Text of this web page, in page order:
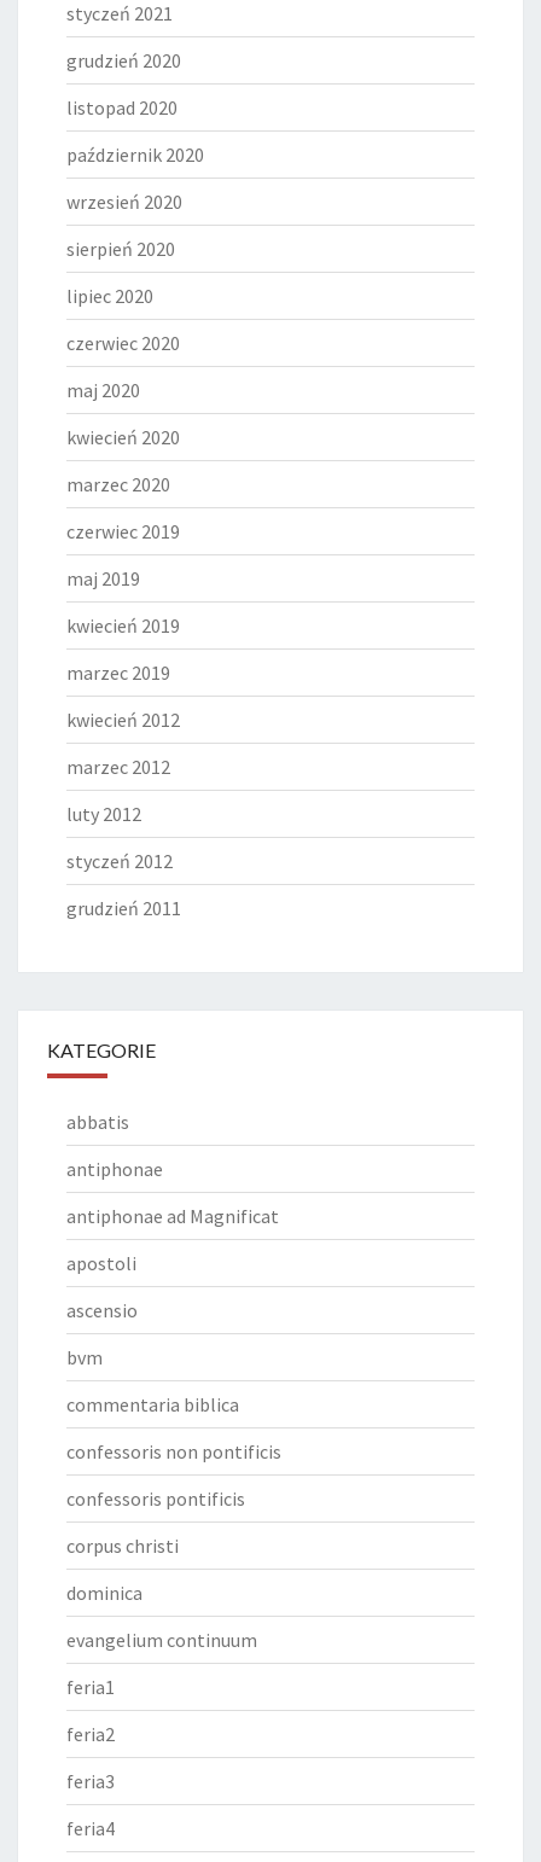
styczeń 2021
grudzień 2020
listopad 2020
październik 2020
wrzesień 2020
sierpień 2020
lipiec 2020
czerwiec 2020
maj 2020
kwiecień 2020
marzec 2020
czerwiec 2019
maj 2019
kwiecień 2019
marzec 2019
kwiecień 2012
marzec 2012
luty 2012
styczeń 2012
grudzień 2011
KATEGORIE
abbatis
antiphonae
antiphonae ad Magnificat
apostoli
ascensio
bvm
commentaria biblica
confessoris non pontificis
confessoris pontificis
corpus christi
dominica
evangelium continuum
feria1
feria2
feria3
feria4